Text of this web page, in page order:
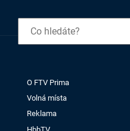
O FTV Prima
Volná místa
Reklama